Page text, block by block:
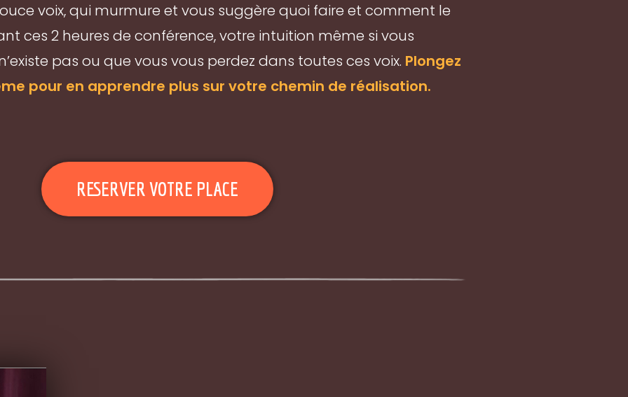
voix, qui murmure et vous suggère quoi faire et comment le
ces 2 heures de conférence, votre intuition même si vous
pas ou que vous vous perdez dans toutes ces voix. Plongez
pour en apprendre plus sur votre chemin de réalisation.
RESERVER VOTRE PLACE